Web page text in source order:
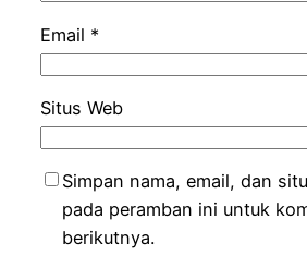
Email *
Situs Web
Simpan nama, email, dan
pada peramban ini untuk
berikutnya.